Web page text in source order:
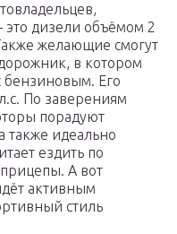
это дизели объёмом 2
желающие смогут
в котором
бензиновым. Его
По заверениям
порадуют
также идеально
ездить по
А вот
активным
стиль